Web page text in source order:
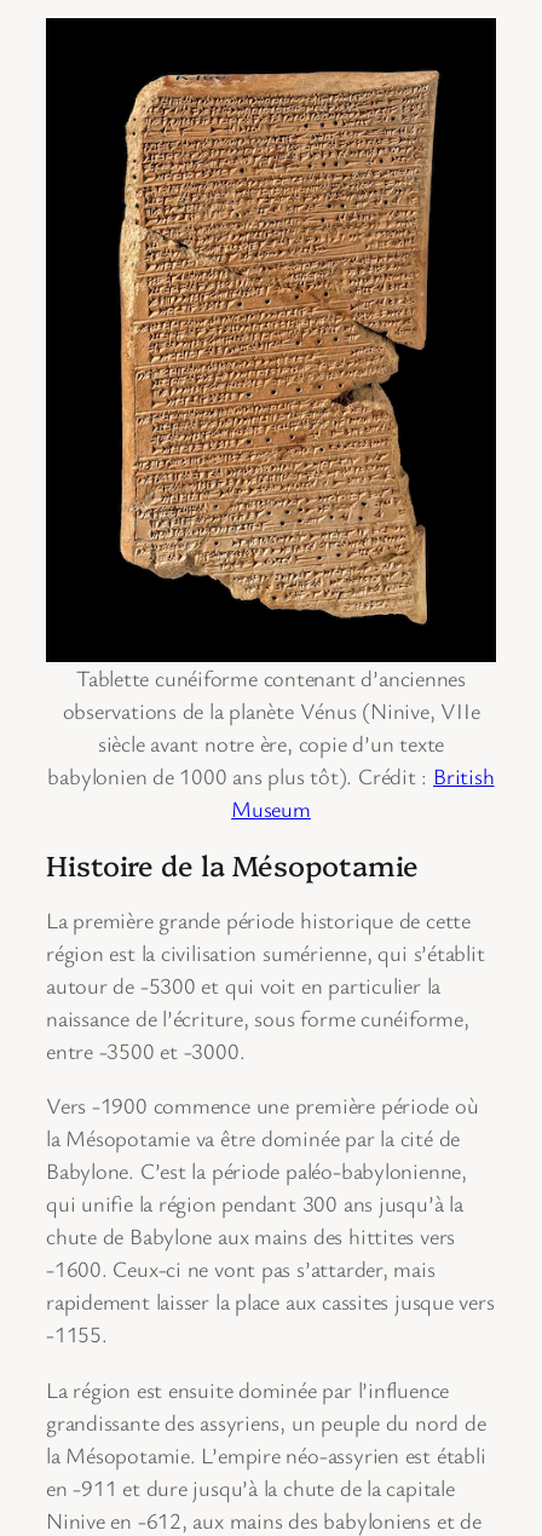
Tablette cunéiforme contenant d’anciennes
observations de la planète Vénus (Ninive, VIIe
siècle avant notre ère, copie d’un texte
babylonien de 1000 ans plus tôt). Crédit : British
Museum
Histoire de la Mésopotamie
La première grande période historique de cette
région est la civilisation sumérienne, qui s’établit
autour de -5300 et qui voit en particulier la
naissance de l’écriture, sous forme cunéiforme,
entre -3500 et -3000.
Vers -1900 commence une première période où
la Mésopotamie va être dominée par la cité de
Babylone. C’est la période paléo-babylonienne,
qui unifie la région pendant 300 ans jusqu’à la
chute de Babylone aux mains des hittites vers
-1600. Ceux-ci ne vont pas s’attarder, mais
rapidement laisser la place aux cassites jusque vers
-1155.
La région est ensuite dominée par l’influence
grandissante des assyriens, un peuple du nord de
la Mésopotamie. L’empire néo-assyrien est établi
en -911 et dure jusqu’à la chute de la capitale
Ninive en -612, aux mains des babyloniens et de